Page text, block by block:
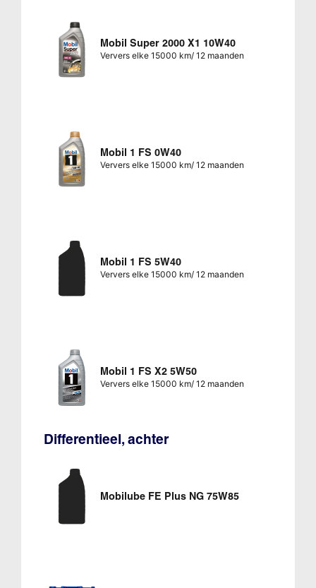
Mobil Super 2000 X1 10W40
Ververs elke 15000 km/ 12 maanden
Mobil 1 FS 0W40
Ververs elke 15000 km/ 12 maanden
Mobil 1 FS 5W40
Ververs elke 15000 km/ 12 maanden
Mobil 1 FS X2 5W50
Ververs elke 15000 km/ 12 maanden
Differentieel, achter
Mobilube FE Plus NG 75W85